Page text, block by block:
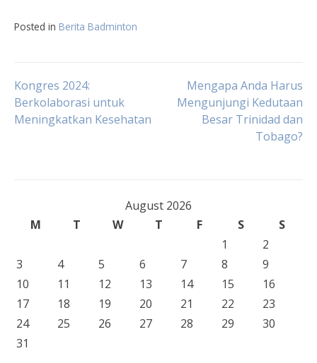
Posted in Berita Badminton
Post
navigation
Kongres 2024:
Berkolaborasi untuk
Meningkatkan Kesehatan
Mengapa Anda Harus
Mengunjungi Kedutaan
Besar Trinidad dan
Tobago?
August 2026
M
T W T F S
S
1
2
3
4 5 6 7 8
9
10
11 12 13 14 15
16
17
18 19 20 21 22
23
24
25 26 27 28 29
30
31